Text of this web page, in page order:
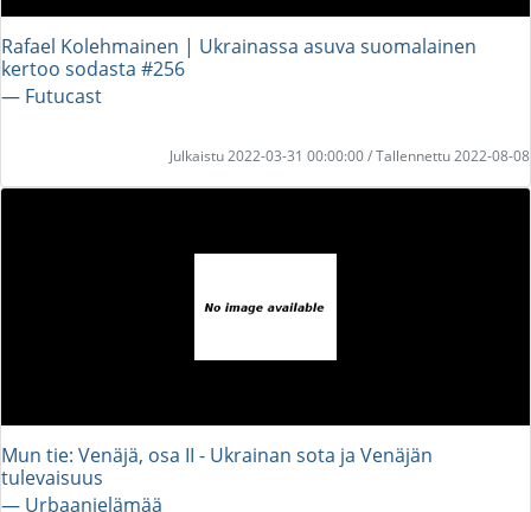
Rafael Kolehmainen | Ukrainassa asuva suomalainen
kertoo sodasta #256
― Futucast
Julkaistu 2022-03-31 00:00:00 / Tallennettu 2022-08-08
Mun tie: Venäjä, osa II - Ukrainan sota ja Venäjän
tulevaisuus
― Urbaanielämää